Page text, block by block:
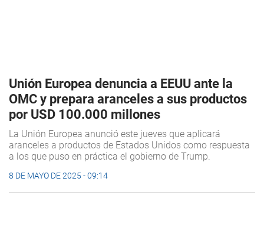
Unión Europea denuncia a EEUU ante la
OMC y prepara aranceles a sus productos
por USD 100.000 millones
La Unión Europea anunció este jueves que aplicará
aranceles a productos de Estados Unidos como respuesta
a los que puso en práctica el gobierno de Trump.
8 DE MAYO DE 2025 - 09:14